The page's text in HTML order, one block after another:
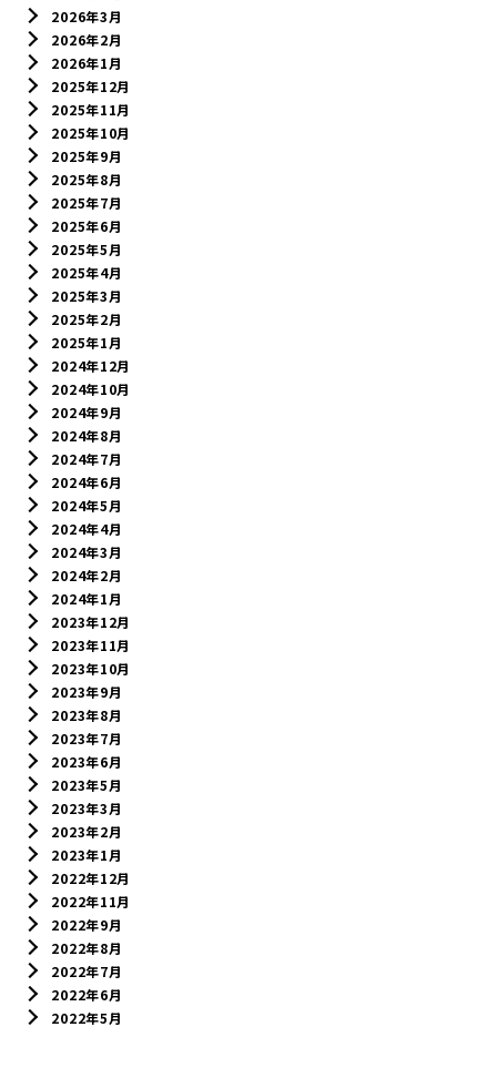
2026年3月
2026年2月
2026年1月
2025年12月
2025年11月
2025年10月
2025年9月
2025年8月
2025年7月
2025年6月
2025年5月
2025年4月
2025年3月
2025年2月
2025年1月
2024年12月
2024年10月
2024年9月
2024年8月
2024年7月
2024年6月
2024年5月
2024年4月
2024年3月
2024年2月
2024年1月
2023年12月
2023年11月
2023年10月
2023年9月
2023年8月
2023年7月
2023年6月
2023年5月
2023年3月
2023年2月
2023年1月
2022年12月
2022年11月
2022年9月
2022年8月
2022年7月
2022年6月
2022年5月